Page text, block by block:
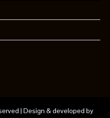
| Design & developed by